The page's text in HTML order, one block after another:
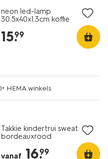
neon led-lamp
30.5x40x1.3cm koffie
15.
99
HEMA winkels
Takkie kindertrui sweatstof
bordeauxrood
vanaf 16.
99